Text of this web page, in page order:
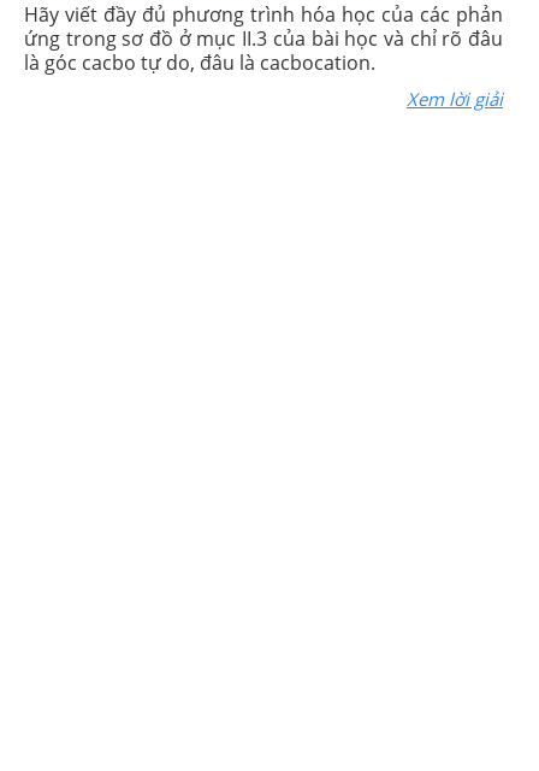
Hãy viết đầy đủ phương trình hóa học của các phản
ứng trong sơ đồ ở mục II.3 của bài học và chỉ rõ đâu
là góc cacbo tự do, đâu là cacbocation.
Xem lời giải